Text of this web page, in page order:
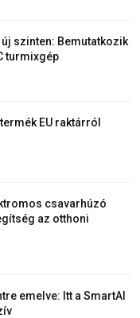
szinten: Bemutatkozik
turmixgép
EU raktárról
csavarhúzó
az otthoni
emelve: Itt a SmartAI